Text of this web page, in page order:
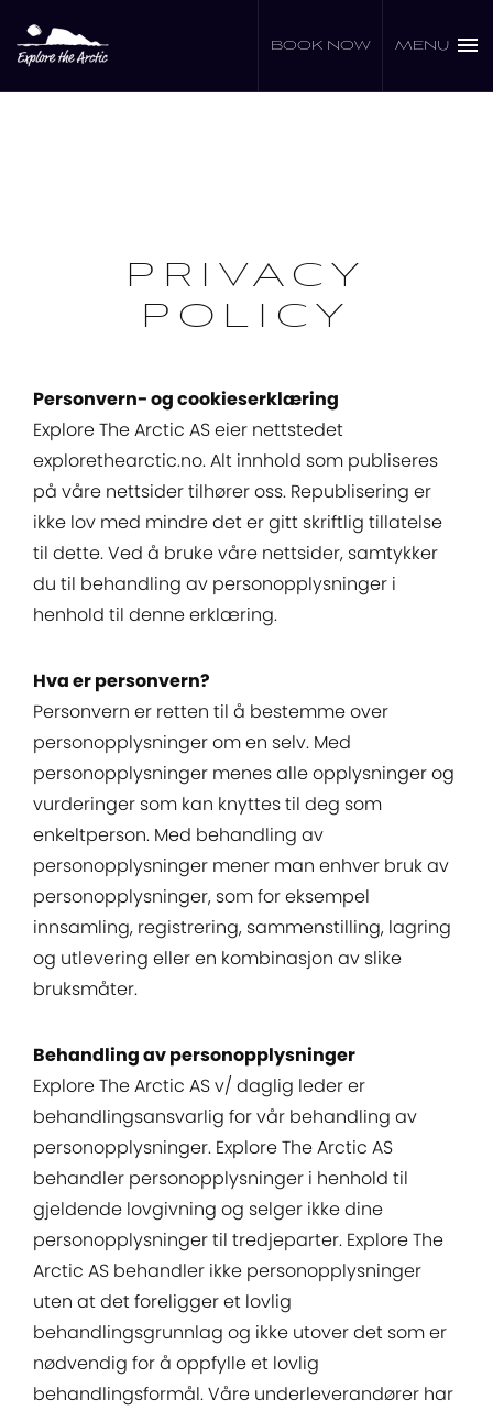
content
BOOK NOW MENU
PRIVACY
POLICY
Personvern- og cookieserklæring
Explore The Arctic AS eier nettstedet
explorethearctic.no. Alt innhold som publiseres
på våre nettsider tilhører oss. Republisering er
ikke lov med mindre det er gitt skriftlig tillatelse
til dette. Ved å bruke våre nettsider, samtykker
du til behandling av personopplysninger i
henhold til denne erklæring.
Hva er personvern?
Personvern er retten til å bestemme over
personopplysninger om en selv. Med
personopplysninger menes alle opplysninger og
vurderinger som kan knyttes til deg som
enkeltperson. Med behandling av
personopplysninger mener man enhver bruk av
personopplysninger, som for eksempel
innsamling, registrering, sammenstilling, lagring
og utlevering eller en kombinasjon av slike
bruksmåter.
Behandling av personopplysninger
Explore The Arctic AS v/ daglig leder er
behandlingsansvarlig for vår behandling av
personopplysninger. Explore The Arctic AS
behandler personopplysninger i henhold til
gjeldende lovgivning og selger ikke dine
personopplysninger til tredjeparter. Explore The
Arctic AS behandler ikke personopplysninger
uten at det foreligger et lovlig
behandlingsgrunnlag og ikke utover det som er
nødvendig for å oppfylle et lovlig
behandlingsformål. Våre underleverandører har